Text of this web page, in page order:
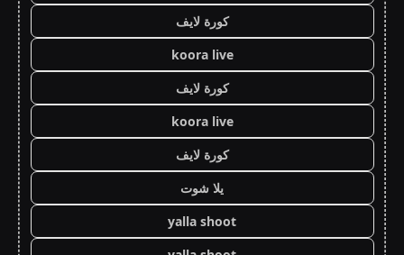
كورة لايف
koora live
كورة لايف
koora live
كورة لايف
يلا شوت
yalla shoot